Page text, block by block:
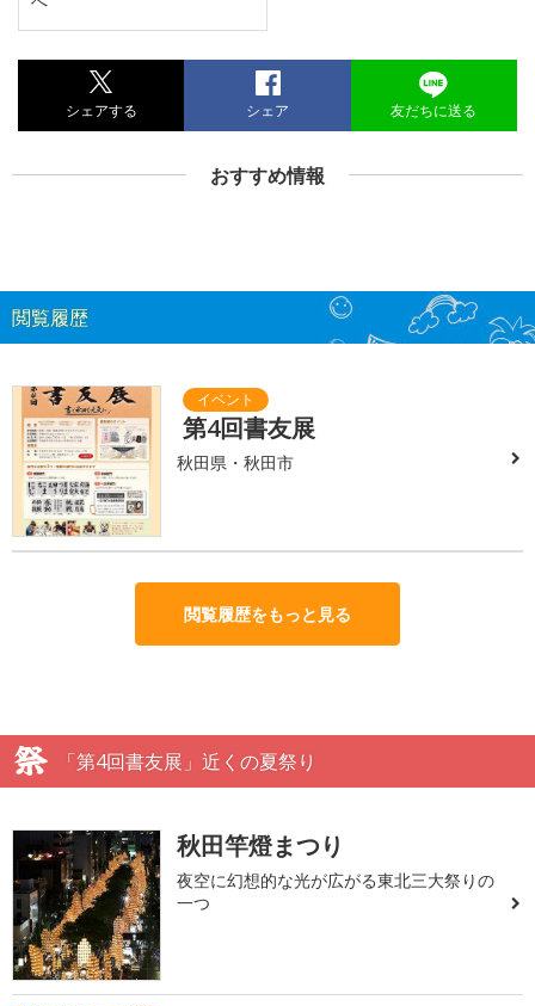
シェアする シェア 友だちに送る
おすすめ情報
閲覧履歴
第4回書友展
秋田県・秋田市
閲覧履歴をもっと見る
「第4回書友展」近くの夏祭り
秋田竿燈まつり
夜空に幻想的な光が広がる東北三大祭りの
一つ